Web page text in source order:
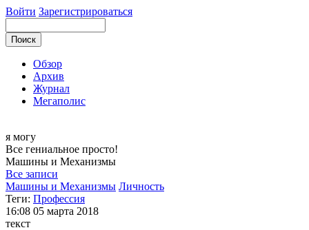
Войти Зарегистрироваться
Обзор
Архив
Журнал
Мегаполис
я могу
Все гениальное просто!
Машины и Механизмы
Все записи
Машины и Механизмы Личность
Теги: Профессия
16:08 05 марта 2018
текст